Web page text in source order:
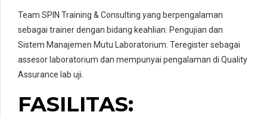
Team SPIN Training & Consulting yang berpengalaman
sebagai trainer dengan bidang keahlian: Pengujian dan
Sistem Manajemen Mutu Laboratorium. Teregister sebagai
assesor laboratorium dan mempunyai pengalaman di Quality
Assurance lab uji.
FASILITAS: